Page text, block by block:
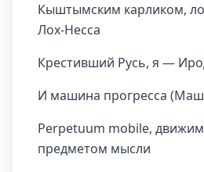
Кыштымским карликом,
Лох-Несса
Крестивший Русь, я —
И машина прогресса
Perpetuum mobile,
предметом мысли